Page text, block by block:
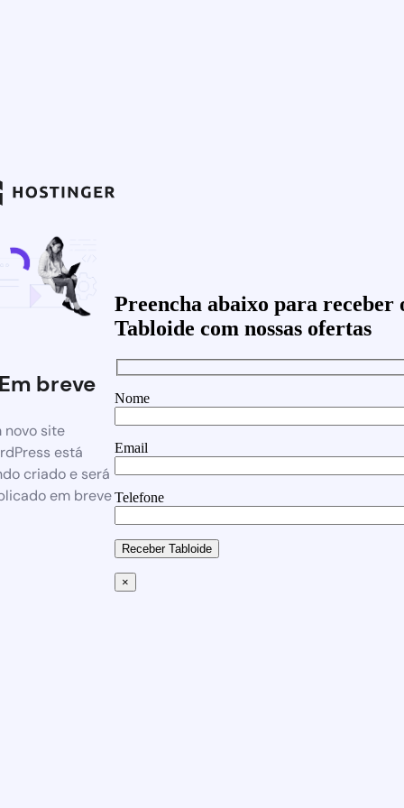
breve
novo site
está
criado e será
em breve
Preencha abaixo para receber
Tabloide com nossas ofertas
Nome
Email
Telefone
Receber Tabloide
×